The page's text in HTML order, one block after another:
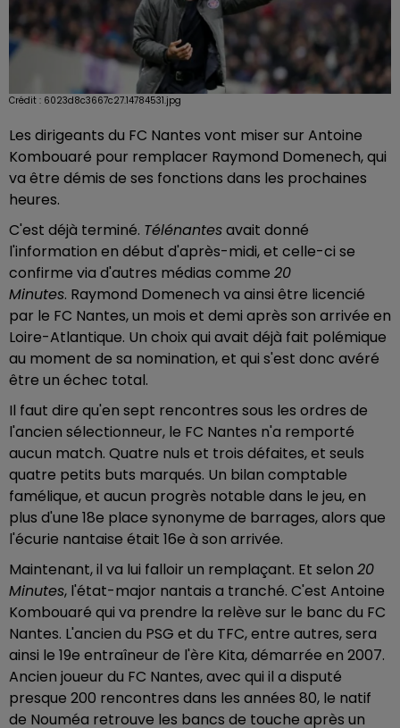
Crédit : 6023d8c3667c27.14784531.jpg
Les dirigeants du FC Nantes vont miser sur Antoine
Kombouaré pour remplacer Raymond Domenech, qui
va être démis de ses fonctions dans les prochaines
heures.
C'est déjà terminé. Télénantesavait donné
l'information en début d'après-midi, et celle-ci se
confirme via d'autres médias comme 20
Minutes. Raymond Domenech va ainsi être licencié
par le FC Nantes, un mois et demi après son arrivée en
Loire-Atlantique. Un choix qui avait déjà fait polémique
au moment de sa nomination, et qui s'est donc avéré
être un échec total.
Il faut dire qu'en sept rencontres sous les ordres de
l'ancien sélectionneur, le FC Nantes n'a remporté
aucun match. Quatre nuls et trois défaites, et seuls
quatre petits buts marqués. Un bilan comptable
famélique, et aucun progrès notable dans le jeu, en
plus d'une 18e place synonyme de barrages, alors que
l'écurie nantaise était 16e à son arrivée.
Maintenant, il va lui falloir un remplaçant. Et selon 20
Minutes, l'état-major nantais a tranché. C'est Antoine
Kombouaré qui va prendre la relève sur le banc du FC
Nantes. L'ancien du PSG et du TFC, entre autres, sera
ainsi le 19e entraîneur de l'ère Kita, démarrée en 2007.
Ancien joueur du FC Nantes, avec qui il a disputé
presque 200 rencontres dans les années 80, le natif
de Nouméa retrouve les bancs de touche après un